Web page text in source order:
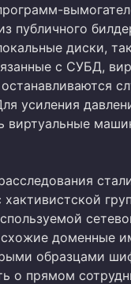
публичного
диски,
с СУБД,
усиления
виртуальные
доменные
образцами
о прямом